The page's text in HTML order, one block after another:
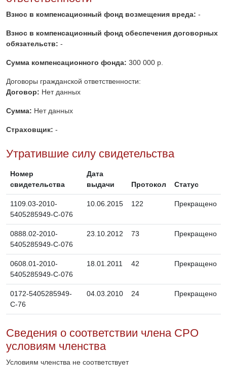
Взнос в компенсационный фонд возмещения вреда: -
Взнос в компенсационный фонд обеспечения договорных
обязательств: -
Сумма компенсационного фонда: 300 000 р.
Договоры гражданской ответственности:
Договор: Нет данных
Сумма: Нет данных
Страховщик: -
Утратившие силу свидетельства
Номер
свидетельства
Дата
выдачи
Протокол Статус
1109.03-2010-
5405285949-С-076
10.06.2015 122 Прекращено
0888.02-2010-
5405285949-С-076
23.10.2012 73 Прекращено
0608.01-2010-
5405285949-С-076
18.01.2011 42 Прекращено
0172-5405285949-
С-76
04.03.2010 24 Прекращено
Сведения о соответствии члена СРО
условиям членства
Условиям членства не соответствует